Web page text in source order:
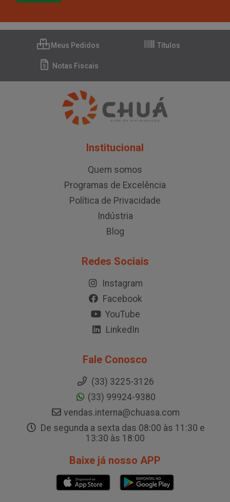
Meus Pedidos Títulos
Notas Fiscais
Institucional
Quem somos
Programas de Excelência
Política de Privacidade
Indústria
Blog
Redes Sociais
Instagram
Facebook
YouTube
LinkedIn
Fale Conosco
(33) 3225-3126
(33) 99924-9380
vendas.interna@chuasa.com
De segunda a sexta das 08:00 às 11:30 e
13:30 às 18:00
Baixe já nosso APP